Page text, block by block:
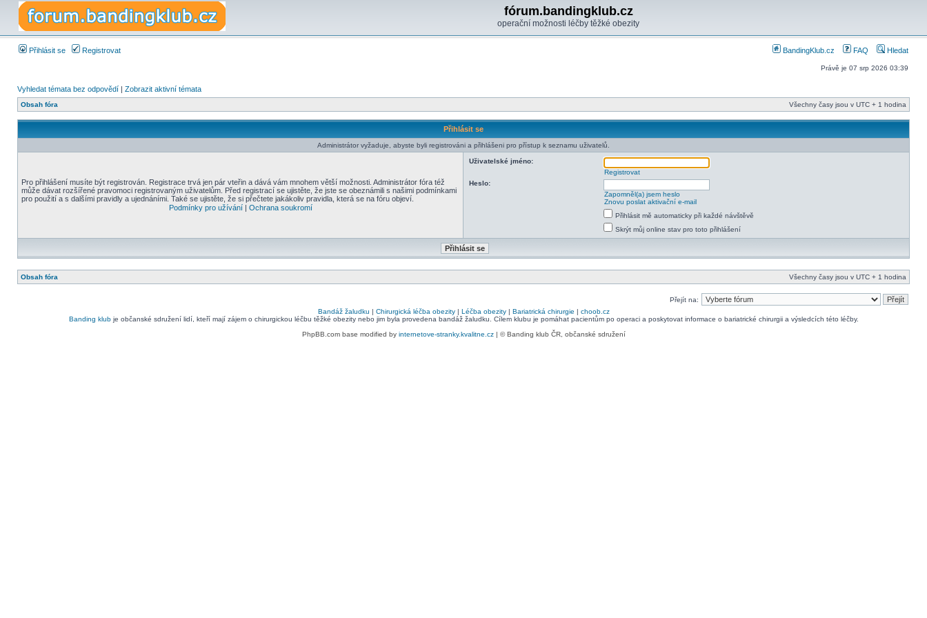
fórum.bandingklub.cz
operační možnosti léčby těžké obezity
Přihlásit se Registrovat BandingKlub.cz FAQ Hledat
Právě je 07 srp 2026 03:39
Vyhledat témata bez odpovědí | Zobrazit aktivní témata
Obsah fóra Všechny časy jsou v UTC + 1 hodina
Přihlásit se
Administrátor vyžaduje, abyste byli registrováni a přihlášeni pro přístup k seznamu uživatelů.
Pro přihlášení musíte být registrován. Registrace trvá jen pár vteřin a dává vám mnohem větší možnosti. Administrátor fóra též
může dávat rozšířené pravomoci registrovaným uživatelům. Před registrací se ujistěte, že jste se obeznámili s našimi podmínkami
pro použití a s dalšími pravidly a ujednáními. Také se ujistěte, že si přečtete jakákoliv pravidla, která se na fóru objeví.
Podmínky pro užívání| Ochrana soukromí
Uživatelské jméno:
Registrovat
Heslo:
Zapomněl(a) jsem heslo
Znovu poslat aktivační e-mail
Přihlásit mě automaticky při každé návštěvě
Skrýt můj online stav pro toto přihlášení
Obsah fóra Všechny časy jsou v UTC + 1 hodina
Přejít na:
Bandáž žaludku | Chirurgická léčba obezity| Léčba obezity| Bariatrická chirurgie | choob.cz
Banding klubje občanské sdružení lidí, kteří mají zájem o chirurgickou léčbu těžké obezity nebo jim byla provedena bandáž žaludku. Cílem klubu je pomáhat pacientům po operaci a poskytovat informace o bariatrické chirurgii a výsledcích této léčby.
PhpBB.com base modified by internetove-stranky.kvalitne.cz| © Banding klub ČR, občanské sdružení